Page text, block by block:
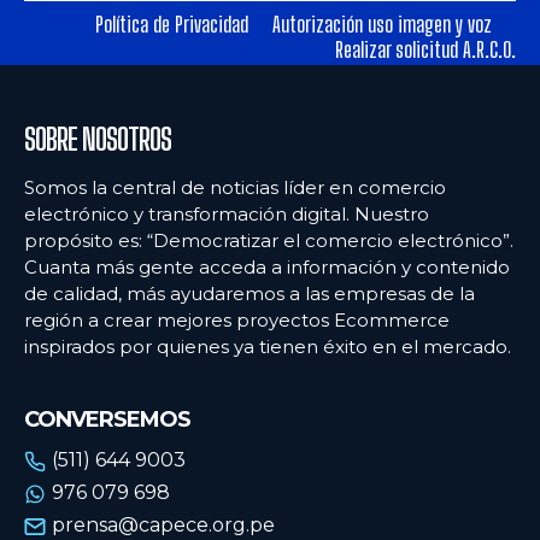
Ecommercenews
ARGENTINA
BOLIVIA
CHILE
COLOMBIA
ECUADOR
URUGUAY
VENEZUELA
Ecommercenews
ARGENTINA
BOLIVIA
CHILE
COLOMBIA
ECUADOR
URUGUAY
VENEZUELA
Política de Privacidad
Autorización uso imagen y voz
Realizar solicitud A.R.C.O.
SOBRE NOSOTROS
Somos la central de noticias líder en comercio
electrónico y transformación digital. Nuestro
propósito es: “Democratizar el comercio electrónico”.
Cuanta más gente acceda a información y contenido
de calidad, más ayudaremos a las empresas de la
región a crear mejores proyectos Ecommerce
inspirados por quienes ya tienen éxito en el mercado.
CONVERSEMOS
(511) 644 9003
976 079 698
prensa@capece.org.pe